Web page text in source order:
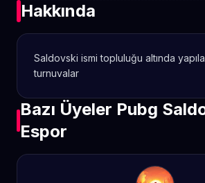
Hakkında
Saldovski ismi topluluğu altında
turnuvalar
Bazı Üyeler Pubg
Espor